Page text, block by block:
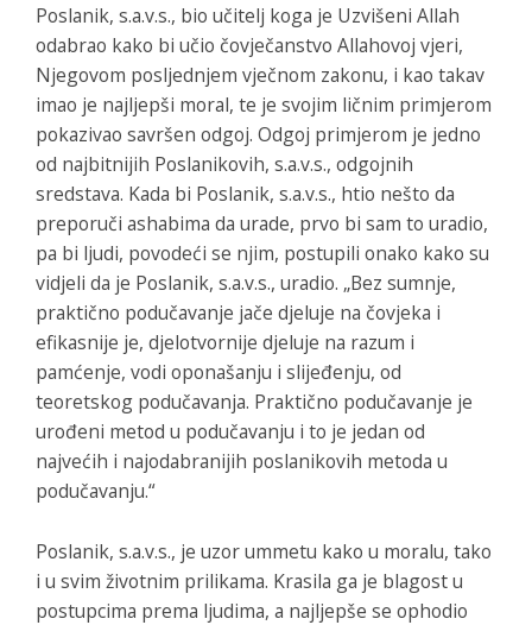
Poslanik, s.a.v.s., bio učitelj koga je Uzvišeni Allah
odabrao kako bi učio čovječanstvo Allahovoj vjeri,
Njegovom posljednjem vječnom zakonu, i kao takav
imao je najljepši moral, te je svojim ličnim primjerom
pokazivao savršen odgoj. Odgoj primjerom je jedno
od najbitnijih Poslanikovih, s.a.v.s., odgojnih
sredstava. Kada bi Poslanik, s.a.v.s., htio nešto da
preporuči ashabima da urade, prvo bi sam to uradio,
pa bi ljudi, povodeći se njim, postupili onako kako su
vidjeli da je Poslanik, s.a.v.s., uradio. „Bez sumnje,
praktično podučavanje jače djeluje na čovjeka i
efikasnije je, djelotvornije djeluje na razum i
pamćenje, vodi oponašanju i slijeđenju, od
teoretskog podučavanja. Praktično podučavanje je
urođeni metod u podučavanju i to je jedan od
najvećih i najodabranijih poslanikovih metoda u
podučavanju.“
Poslanik, s.a.v.s., je uzor ummetu kako u moralu, tako
i u svim životnim prilikama. Krasila ga je blagost u
postupcima prema ljudima, a najljepše se ophodio